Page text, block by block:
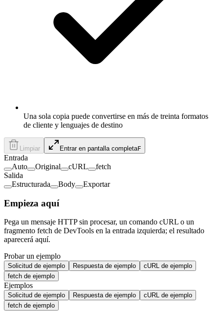
Una sola copia puede convertirse en más de treinta formatos
de cliente y lenguajes de destino
Limpiar Entrar en pantalla completaF
Entrada
Auto
Original cURL
fetch
Salida
Estructurada
Body Exportar
Empieza aquí
Pega un mensaje HTTP sin procesar, un comando cURL o un
fragmento fetch de DevTools en la entrada izquierda; el resultado
aparecerá aquí.
Probar un ejemplo
Solicitud de ejemplo Respuesta de ejemplo
cURL de ejemplo
fetch de ejemplo
Ejemplos
Solicitud de ejemplo Respuesta de ejemplo
cURL de ejemplo
fetch de ejemplo